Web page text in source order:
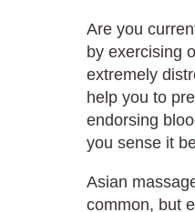
Are you
by exercising
extremely
help you to
endorsing
you sense it
Asian
common, but